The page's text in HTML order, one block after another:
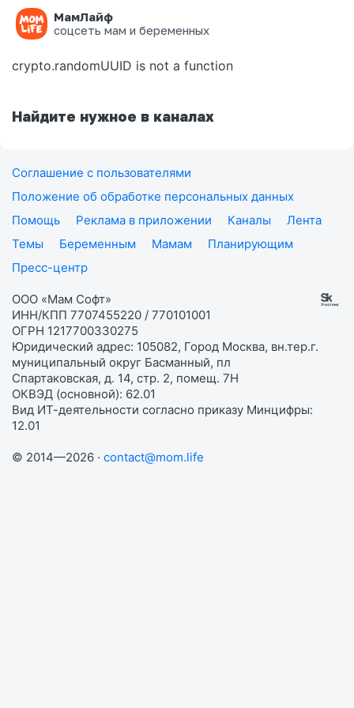
МамЛайф
соцсеть мам и беременных
Ошибка на странице
crypto.randomUUID is not a function
Найдите нужное в каналах
Соглашение с пользователями
Положение об обработке персональных данных
Помощь
Реклама в приложении Каналы
Лента
Темы
Беременным Мамам
Планирующим
Пресс-центр
ООО «Мам Софт»
ИНН/КПП 7707455220 / 770101001
ОГРН 1217700330275
Юридический адрес: 105082, Город Москва, вн.тер.г.
муниципальный округ Басманный, пл
Спартаковская, д. 14, стр. 2, помещ. 7Н
ОКВЭД (основной): 62.01
Вид ИТ-деятельности согласно приказу Минцифры:
12.01
© 2014—2026 · contact@mom.life